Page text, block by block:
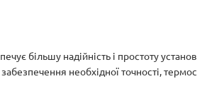
більшу надійність і простоту
необхідної точності,